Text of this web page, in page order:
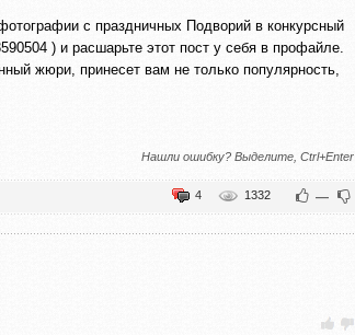
с праздничных Подворий в конкурсный
) и расшарьте этот пост у себя в профайле.
жюри, принесет вам не только популярность,
Нашли ошибку? Выделите, Ctrl+Enter
—
1332
4